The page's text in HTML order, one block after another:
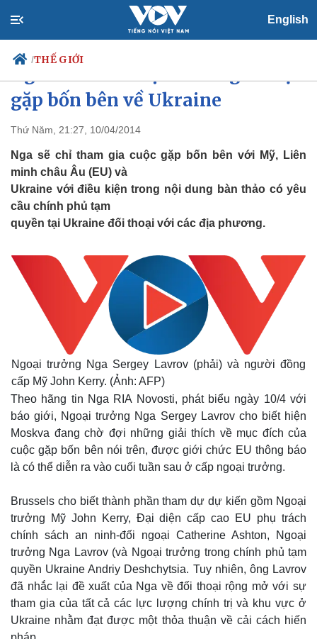
English
/THẾ GIỚI
Chính trị
Đảng
Tổ chức nhân sự
Quốc hội
Tin 24h
Giáo dục
Dấu ấn VOV
Biển đảo
gặp bốn bên về Ukraine
Thứ Năm, 21:27, 10/04/2014
Nga sẽ chỉ tham gia cuộc gặp bốn bên với Mỹ, Liên
minh châu Âu (EU) và
Ukraine với điều kiện trong nội dung bàn thảo có yêu
cầu chính phủ tạm
quyền tại Ukraine đối thoại với các địa phương.
Ngoại trưởng Nga Sergey Lavrov (phải) và người đồng
cấp Mỹ John Kerry. (Ảnh: AFP)
Theo hãng tin Nga RIA Novosti, phát biểu ngày 10/4 với
báo giới, Ngoại trưởng Nga Sergey Lavrov cho biết hiện
Moskva đang chờ đợi những giải thích về mục đích của
cuộc gặp bốn bên nói trên, được giới chức EU thông báo
là có thể diễn ra vào cuối tuần sau ở cấp ngoại trưởng.
Brussels cho biết thành phần tham dự dự kiến gồm Ngoại
trưởng Mỹ John Kerry, Đại diện cấp cao EU phụ trách
chính sách an ninh-đối ngoại Catherine Ashton, Ngoại
trưởng Nga Lavrov (và Ngoại trưởng trong chính phủ tạm
quyền Ukraine Andriy Deshchytsia. Tuy nhiên, ông Lavrov
đã nhắc lại đề xuất của Nga về đối thoại rộng mở với sự
tham gia của tất cả các lực lượng chính trị và khu vực ở
Ukraine nhằm đạt được một thỏa thuận về cải cách hiến